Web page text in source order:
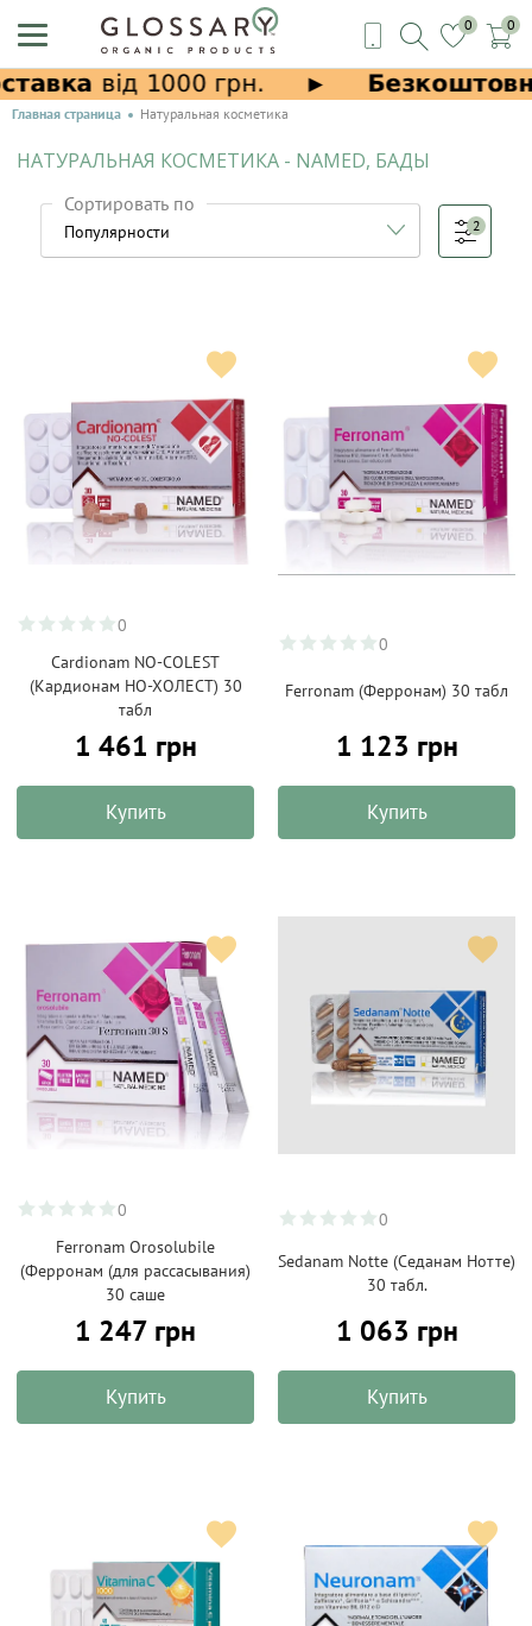
0 0
Главная страница Натуральная косметика
НАТУРАЛЬНАЯ КОСМЕТИКА - NAMED, БАДЫ
Сортировать по
2
0
Cardionam NO-COLEST
(Кардионам НО-ХОЛЕСТ) 30
табл
1 461 грн
Купить
0
Ferronam (Ферронам) 30 табл
1 123 грн
Купить
0
Ferronam Orosolubile
(Ферронам (для рассасывания)
30 саше
1 247 грн
Купить
0
Sedanam Notte (Седанам Нотте)
30 табл.
1 063 грн
Купить